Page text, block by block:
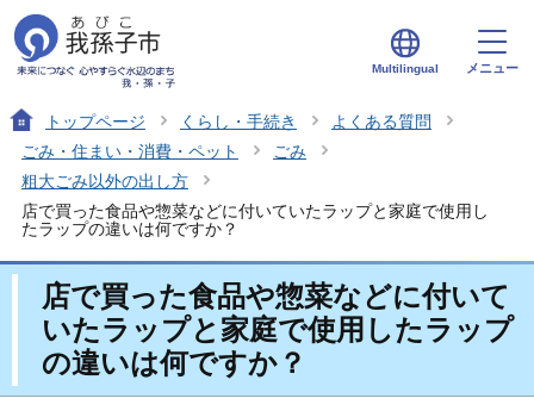
Multilingual メニュー
トップページ くらし・手続き
よくある質問
ごみ・住まい・消費・ペット
ごみ
粗大ごみ以外の出し方
店で買った食品や惣菜などに付いていたラップと家庭で使用し
たラップの違いは何ですか？
店で買った食品や惣菜などに付いて
いたラップと家庭で使用したラップ
の違いは何ですか？